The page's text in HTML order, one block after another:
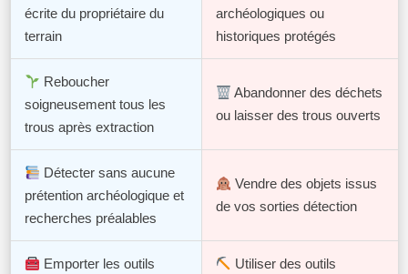
écrite du propriétaire du
terrain
archéologiques ou
historiques protégés
Reboucher
soigneusement tous les
trous après extraction
Abandonner des déchets
ou laisser des trous ouverts
Détecter sans aucune
prétention archéologique et
recherches préalables
Vendre des objets issus
de vos sorties détection
Emporter les outils
Utiliser des outils